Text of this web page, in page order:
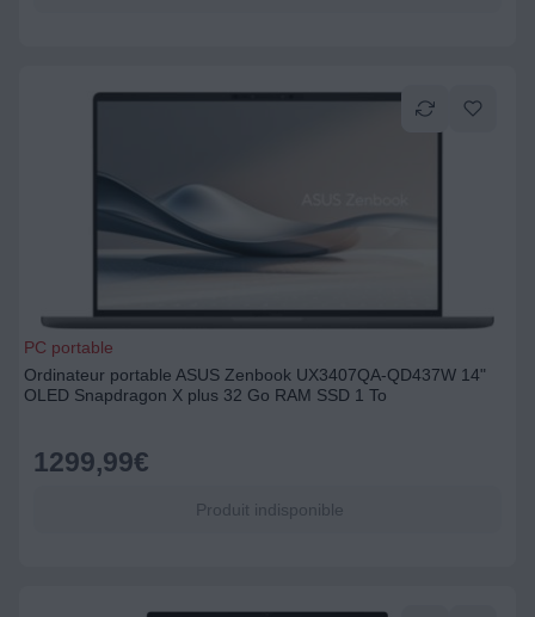
PC portable
Ordinateur portable ASUS Zenbook UX3407QA-QD437W 14"
OLED Snapdragon X plus 32 Go RAM SSD 1 To
1299,99€
Produit indisponible